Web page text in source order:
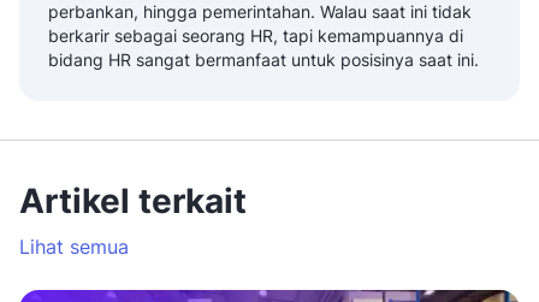
perbankan, hingga pemerintahan. Walau saat ini tidak
berkarir sebagai seorang HR, tapi kemampuannya di
bidang HR sangat bermanfaat untuk posisinya saat ini.
Artikel terkait
Lihat semua